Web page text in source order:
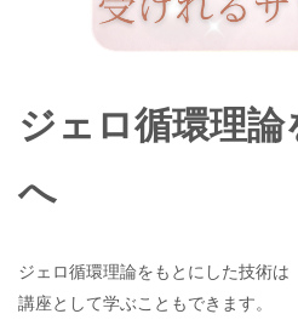
ジェロ循環理
へ
ジェロ循環理論をもとにした技術は
講座として学ぶこともできます。